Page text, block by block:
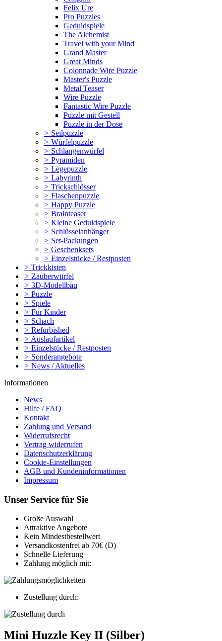
Felix Ure
Pro Puzzles
Geduldspiele
The Alchemist
Travel with your Mind
Grand Master
Great Minds
Colonnade Wire Puzzle
Master's Puzzle
Metal Teaser
Wire Puzzle
Fantastic Wire Puzzle
Puzzle mit Gestell
Puzzle in der Dose
> Seilpuzzle
> Würfelpuzzle
> Schlangenwürfel
> Pyramiden
> Legepuzzle
> Labyrinth
> Trickschlösser
> Flaschenpuzzle
> Happy Puzzle
> Brainteaser
> Kleine Geduldspiele
> Schlüsselanhänger
> Set-Packungen
> Geschenksets
> Einzelstücke / Restposten
> Trickkisten
> Zauberwürfel
> 3D-Modellbau
> Puzzle
> Spiele
> Für Kinder
> Schach
> Refurbished
> Auslaufartikel
> Einzelstücke / Restposten
> Sonderangebote
> News / Aktuelles
Informationen
News
Hilfe / FAQ
Kontakt
Zahlung und Versand
Widerrufsrecht
Vertrag widerrufen
Datenschutzerklärung
Cookie-Einstellungen
AGB und Kundeninformationen
Impressum
Unser Service für Sie
Große Auswahl
Attraktive Angebote
Kein Mindestbestellwert
Versandkostenfrei ab 70€ (D)
Schnelle Lieferung
Zahlung möglich mit:
Zustellung durch:
Mini Huzzle Key II (Silber)